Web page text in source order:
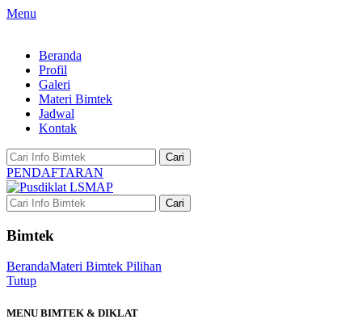
Menu
Beranda
Profil
Galeri
Materi Bimtek
Jadwal
Kontak
Cari
PENDAFTARAN
Cari
Bimtek
BerandaMateri Bimtek Pilihan
Tutup
MENU BIMTEK & DIKLAT